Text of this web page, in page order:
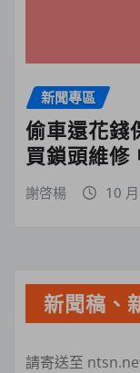
新聞專區
偷車還花錢
買鎖頭維修
謝啓楊 10
新聞稿、
請寄送至